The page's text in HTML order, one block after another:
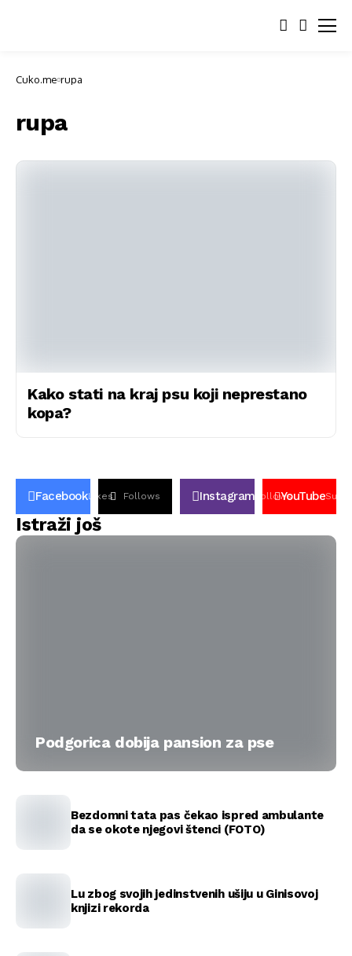
Cuko.me rupa
rupa
Kako stati na kraj psu koji neprestano
kopa?
FacebookLikes Follows Instagram FollowsYouTube
Istraži još
Podgorica dobija pansion za pse
Bezdomni tata pas čekao ispred ambulante
da se okote njegovi štenci (FOTO)
Lu zbog svojih jedinstvenih ušiju u Ginisovoj
knjizi rekorda